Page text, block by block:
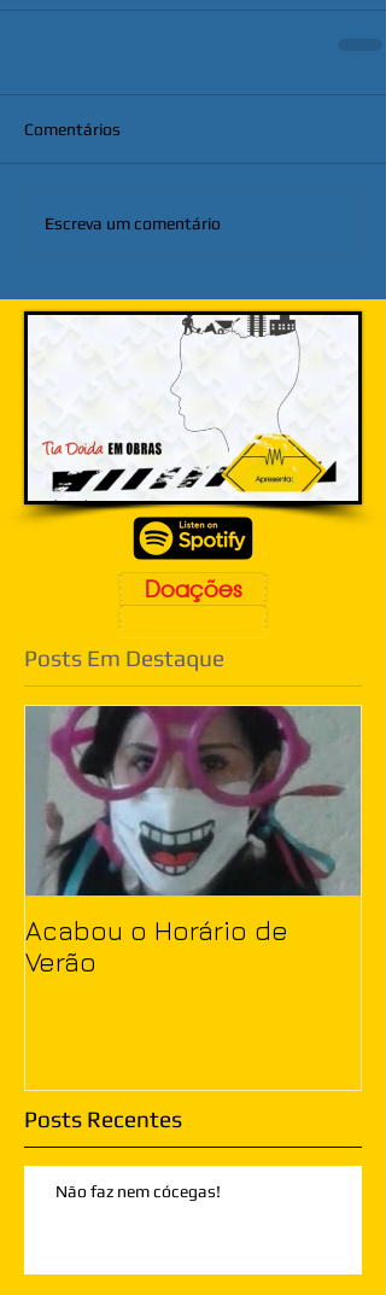
Comentários
Escreva um comentário
Doações
Posts Em Destaque
Acabou o Horário de
Verão
Posts Recentes
Não faz nem cócegas!